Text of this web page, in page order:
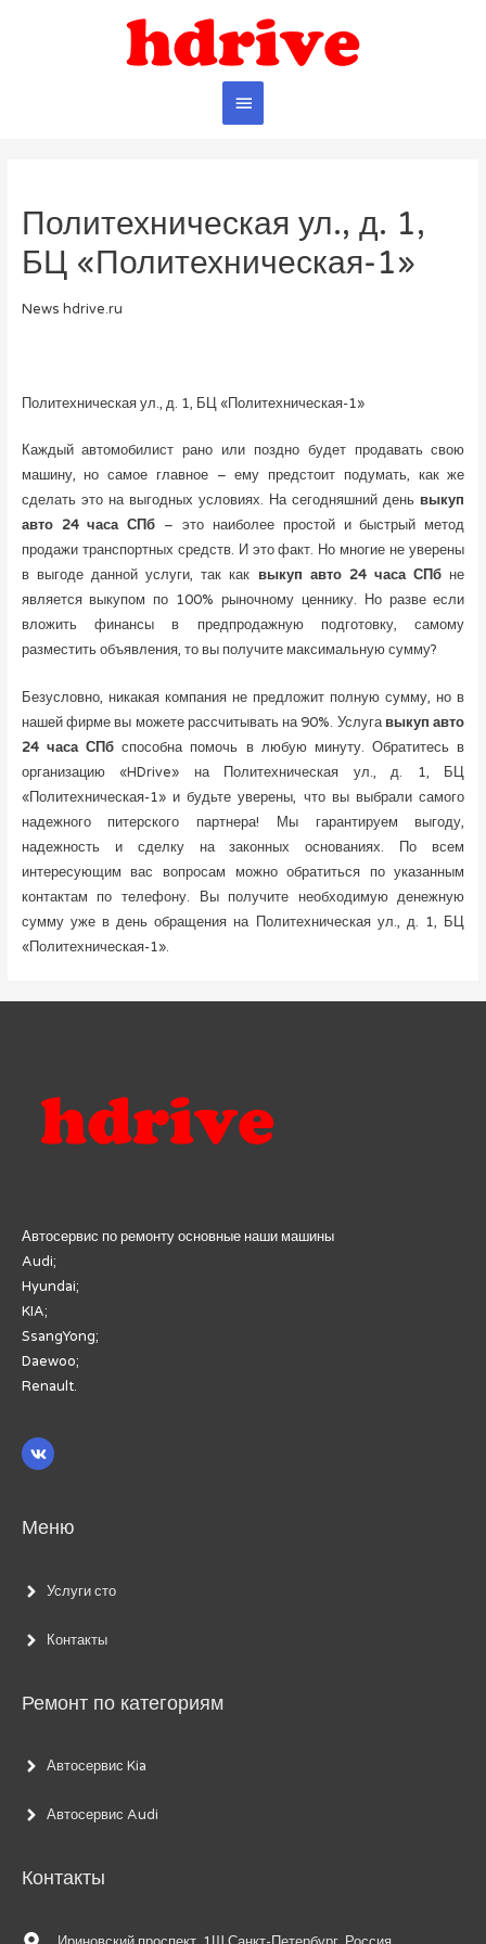
Главное
Политехническая ул., д. 1,
БЦ «Политехническая-1»
News hdrive.ru
Политехническая ул., д. 1, БЦ «Политехническая-1»
Каждый автомобилист рано или поздно будет продавать свою
машину, но самое главное – ему предстоит подумать, как же
сделать это на выгодных условиях. На сегодняшний день выкуп
авто 24 часа СПб – это наиболее простой и быстрый метод
продажи транспортных средств. И это факт. Но многие не уверены
в выгоде данной услуги, так как выкуп авто 24 часа СПб не
является выкупом по 100% рыночному ценнику. Но разве если
вложить финансы в предпродажную подготовку, самому
разместить объявления, то вы получите максимальную сумму?
Безусловно, никакая компания не предложит полную сумму, но в
нашей фирме вы можете рассчитывать на 90%. Услугавыкуп авто
24 часа СПбспособна помочь в любую минуту. Обратитесь в
организацию «HDrive» на Политехническая ул., д. 1, БЦ
«Политехническая-1» и будьте уверены, что вы выбрали самого
надежного питерского партнера! Мы гарантируем выгоду,
надежность и сделку на законных основаниях. По всем
интересующим вас вопросам можно обратиться по указанным
контактам по телефону. Вы получите необходимую денежную
сумму уже в день обращения на Политехническая ул., д. 1, БЦ
«Политехническая-1».
Автосервис по ремонту основные наши машины
Audi;
Hyundai;
KIA;
SsangYong;
Daewoo;
Renault.
Меню
Услуги сто
Контакты
Ремонт по категориям
Автосервис Kia
Автосервис Audi
Контакты